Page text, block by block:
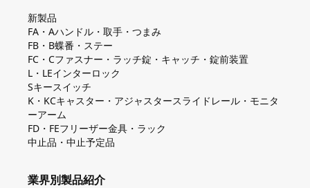
新製品
FA・Aハンドル・取手・つまみ
FB・B蝶番・ステー
FC・Cファスナー・ラッチ錠・キャッチ・錠前装置
L・LEインターロック
Sキースイッチ
K・KCキャスター・アジャスタースライドレール・モニタ
ーアーム
FD・FEフリーザー金具・ラック
中止品・中止予定品
業界別製品紹介